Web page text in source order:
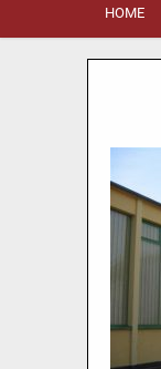
HOME